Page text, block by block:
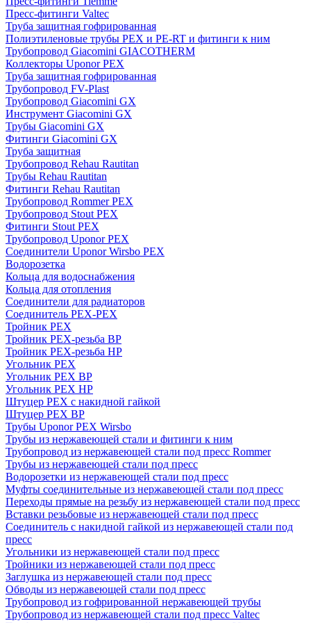
Пресс-фитинги Valtec
Труба защитная гофрированная
Полиэтиленовые трубы PEX и PE-RT и фитинги к ним
Трубопровод Giacomini GIACOTHERM
Коллекторы Uponor PEX
Труба защитная гофрированная
Трубопровод FV-Plast
Трубопровод Giacomini GX
Инструмент Giacomini GX
Трубы Giacomini GX
Фитинги Giacomini GX
Труба защитная
Трубопровод Rehau Rautitan
Трубы Rehau Rautitan
Фитинги Rehau Rautitan
Трубопровод Rommer PEX
Трубопровод Stout PEX
Фитинги Stout PEX
Трубопровод Uponor PEX
Соединители Uponor Wirsbo PEX
Водорозетка
Кольца для водоснабжения
Кольца для отопления
Соединители для радиаторов
Соединитель PEX-PEX
Тройник PEX
Тройник PEX-резьба ВР
Тройник PEX-резьба НР
Угольник PEX
Угольник PEX ВР
Угольник PEX НР
Штуцер PEX c накидной гайкой
Штуцер PEX ВР
Трубы Uponor PEX Wirsbo
Трубы из нержавеющей стали и фитинги к ним
Трубопровод из нержавеющей стали под пресс Rommer
Трубы из нержавеющей стали под пресс
Водорозетки из нержавеющей стали под пресс
Муфты соединительные из нержавеющей стали под пресс
Переходы прямые на резьбу из нержавеющей стали под пресс
Вставки резьбовые из нержавеющей стали под пресс
Соединитель с накидной гайкой из нержавеющей стали под
пресс
Угольники из нержавеющей стали под пресс
Тройники из нержавеющей стали под пресс
Заглушка из нержавеющей стали под пресс
Обводы из нержавеющей стали под пресс
Трубопровод из гофрированной нержавеющей трубы
Трубопровод из нержавеющей стали под пресс Valtec